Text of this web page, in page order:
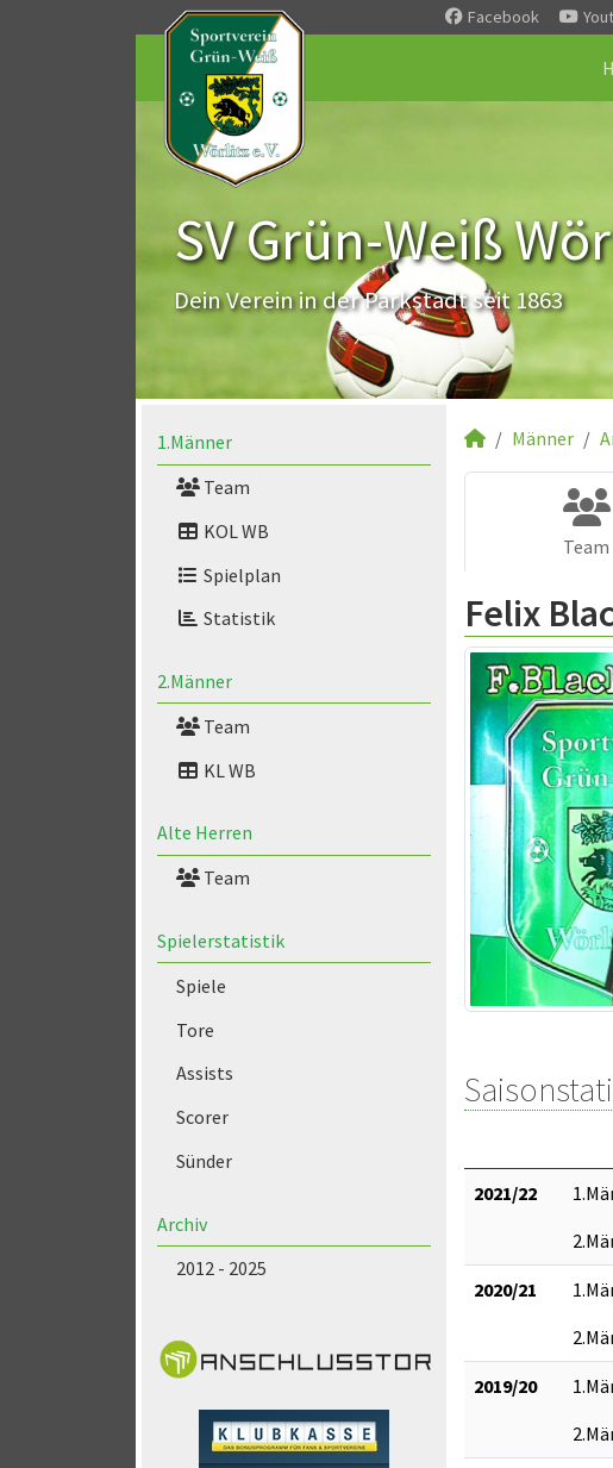
Facebook
SV Grün-Weiß
Dein Verein in der Parkstadt seit 1863
1.Männer
Team
KOL WB
Spielplan
Statistik
2.Männer
Team
KL WB
Alte Herren
Team
Spielerstatistik
Spiele
Tore
Assists
Scorer
Sünder
Archiv
2012 - 2025
Männer
Team
Felix
2021/22
2020/21
2019/20